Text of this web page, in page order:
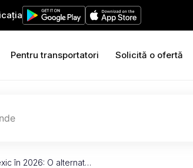
Pentru transportatori Solicită o ofertă
în 2026: O alternat…